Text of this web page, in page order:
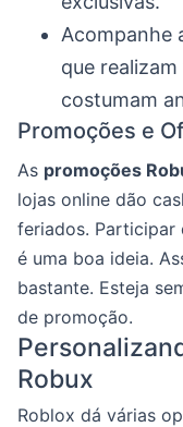
Acompanhe
que
costumam
Promoções e
As promoções
lojas online dão
feriados. Participar
é uma boa ideia.
bastante. Esteja
de promoção.
Robux
Roblox dá várias